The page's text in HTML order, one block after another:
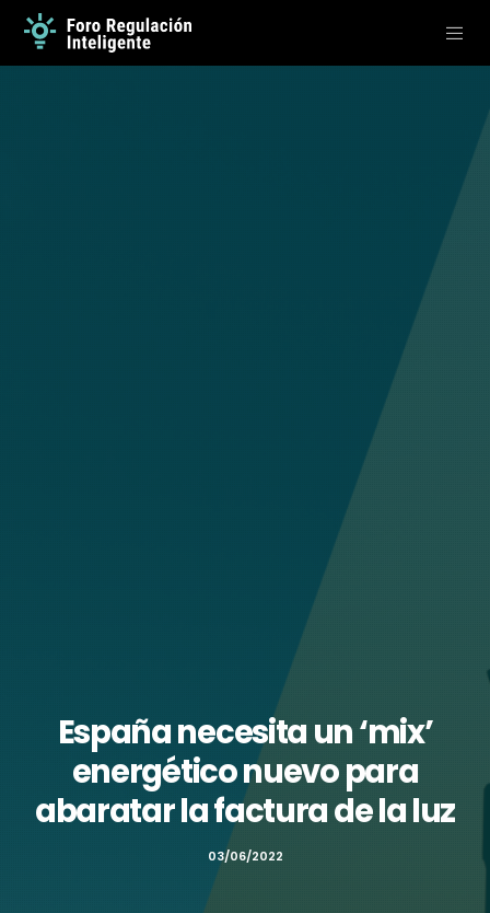
España necesita un ‘mix’
energético nuevo para
abaratar la factura de la luz
03/06/2022